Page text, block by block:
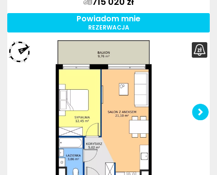
Powiadom mnie
REZERWACJA